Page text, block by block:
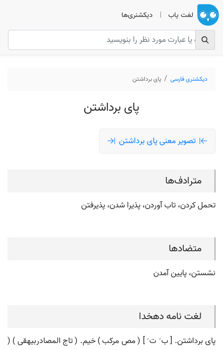
لغت یاب | دیکشنری‌ها
دیکشنری فارسی پای برداشتن
پای برداشتن
تصویر معنی پای برداشتن
مترادف‌ها
تحمل کردن، تاب آوردن، پذیرا شدن، پذیرفتن
متضادها
نشستن، پایین آمدن
لغت نامه دهخدا
پای برداشتن. [ ب َ ت َ ] ( مص مرکب ) خیم. ( تاج المصادربیهقی ) (